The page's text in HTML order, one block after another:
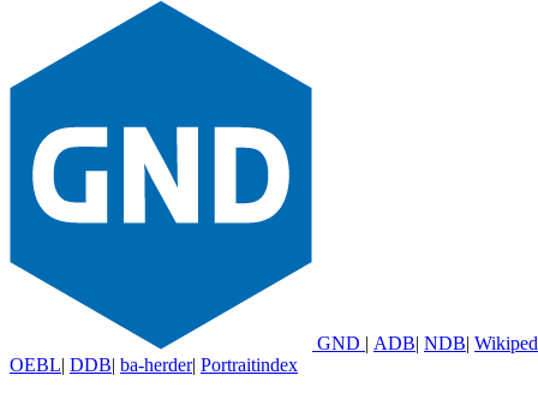
GND | ADB| NDB|
OEBL| DDB| ba-herder| Portraitindex